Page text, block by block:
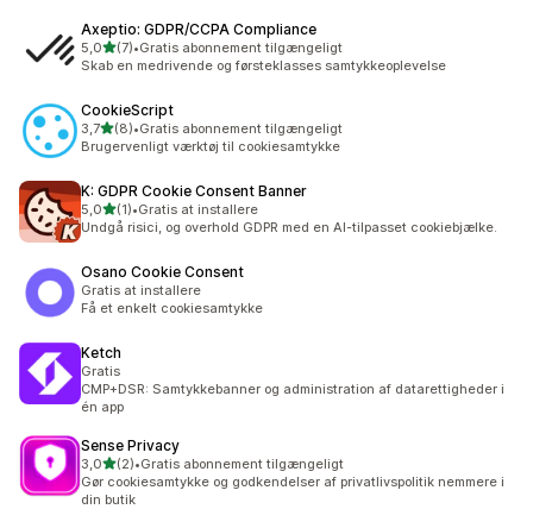
Axeptio: GDPR/CCPA Compliance
5,0ud af 5 stjerner
(7)
7 anmeldelser i alt
•Gratis abonnement tilgængeligt
Skab en medrivende og førsteklasses samtykkeoplevelse
CookieScript
3,7ud af 5 stjerner
(8)
8 anmeldelser i alt
•Gratis abonnement tilgængeligt
Brugervenligt værktøj til cookiesamtykke
K: GDPR Cookie Consent Banner
5,0ud af 5 stjerner
(1)
1 anmeldelser i alt
•Gratis at installere
Undgå risici, og overhold GDPR med en AI-tilpasset cookiebjælke.
Osano Cookie Consent
Gratis at installere
Få et enkelt cookiesamtykke
Ketch
Gratis
CMP+DSR: Samtykkebanner og administration af datarettigheder i
én app
Sense Privacy
3,0ud af 5 stjerner
(2)
2 anmeldelser i alt
•Gratis abonnement tilgængeligt
Gør cookiesamtykke og godkendelser af privatlivspolitik nemmere i
din butik